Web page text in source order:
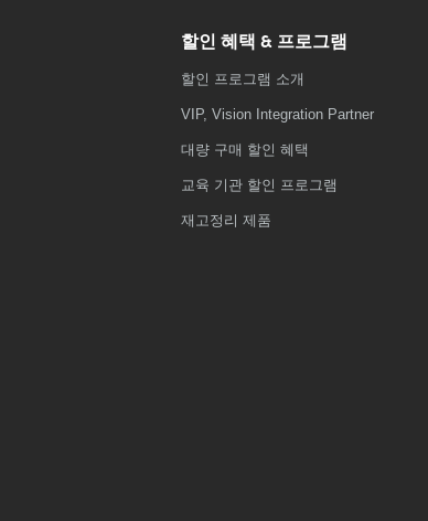
할인 혜택 & 프로그램
할인 프로그램 소개
VIP, Vision Integration Partner
대량 구매 할인 혜택
교육 기관 할인 프로그램
재고정리 제품